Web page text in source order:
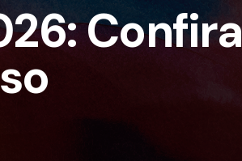
Confira